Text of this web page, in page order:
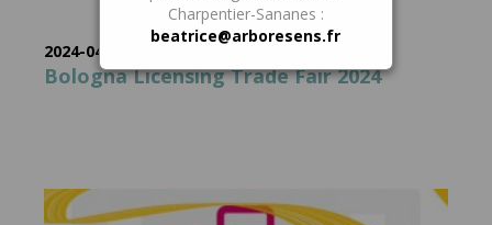
Charpentier-Sananes :
beatrice@arboresens.fr
2024-04-22
Bologna Licensing Trade Fair 2024